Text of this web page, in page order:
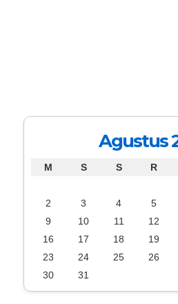
Agustus
M S S R
2
3 4 5
9
10 11 12
16
17 18 19
23
24 25 26
30
31